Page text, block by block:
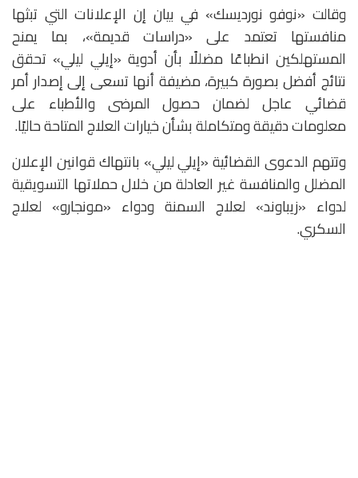
وقالت «نوفو نورديسك» في بيان إن الإعلانات التي تبثها
منافستها تعتمد على «دراسات قديمة»، بما يمنح
المستهلكين انطباعًا مضللًا بأن أدوية «إيلي ليلي» تحقق
نتائج أفضل بصورة كبيرة، مضيفة أنها تسعى إلى إصدار أمر
قضائي عاجل لضمان حصول المرضى والأطباء على
معلومات دقيقة ومتكاملة بشأن خيارات العلاج المتاحة حاليًا.
وتتهم الدعوى القضائية «إيلي ليلي» بانتهاك قوانين الإعلان
المضلل والمنافسة غير العادلة من خلال حملاتها التسويقية
لدواء «زيباوند» لعلاج السمنة ودواء «مونجارو» لعلاج
السكري.